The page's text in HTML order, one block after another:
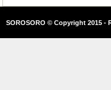
SOROSORO © Copyright 2015 -